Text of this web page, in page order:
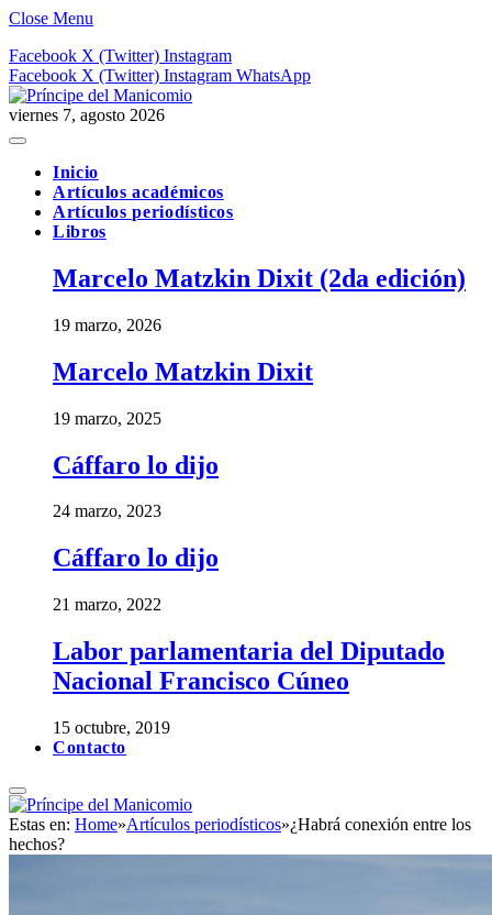
Close Menu
Facebook X (Twitter) Instagram
Facebook X (Twitter) Instagram WhatsApp
viernes 7, agosto 2026
Inicio
Artículos académicos
Artículos periodísticos
Libros
Marcelo Matzkin Dixit (2da edición)
19 marzo, 2026
Marcelo Matzkin Dixit
19 marzo, 2025
Cáffaro lo dijo
24 marzo, 2023
Cáffaro lo dijo
21 marzo, 2022
Labor parlamentaria del Diputado
Nacional Francisco Cúneo
15 octubre, 2019
Contacto
Estas en: Home»Artículos periodísticos»¿Habrá conexión entre los
hechos?